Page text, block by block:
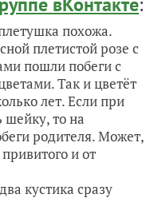
похожа.
плетистой розе с
пошли побеги с
Так и цветёт
лет. Если при
шейку, то на
родителя. Может,
и от
кустика сразу